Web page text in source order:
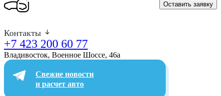
Оставить заявку
Контакты
+7 423 200 60 77
Владивосток, Военное Шоссе, 46а​
Свежие новости
и расчет авто